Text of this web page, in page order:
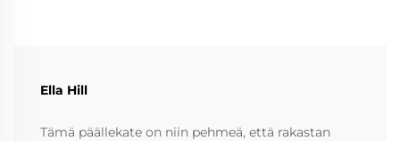
Ella Hill
Tämä päällekate on niin pehmeä, että rakastan